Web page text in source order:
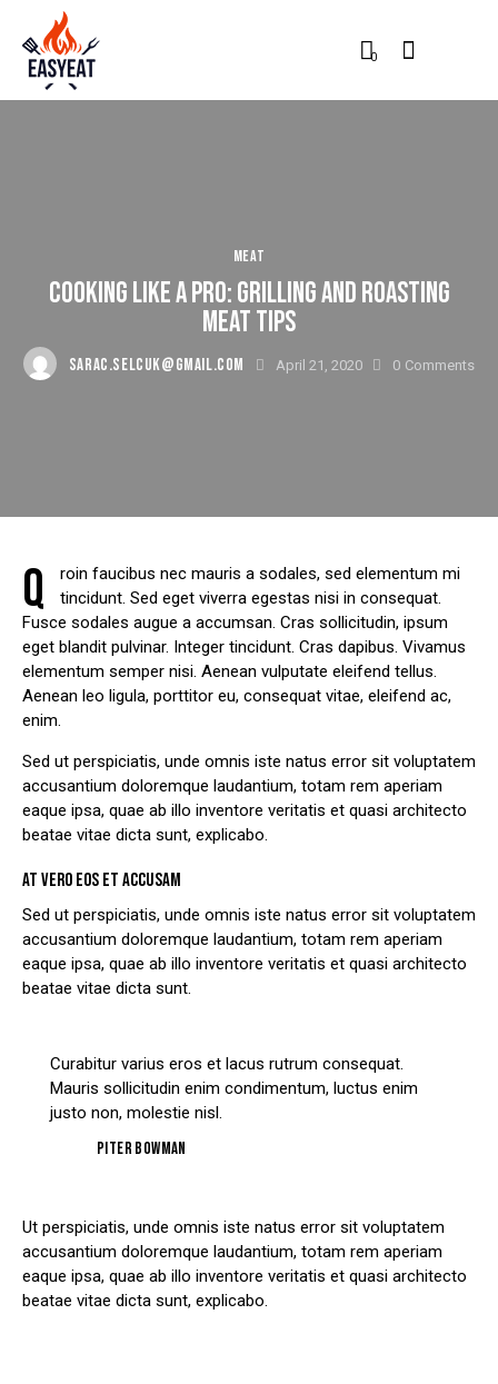
0
MEAT
COOKING LIKE A PRO: GRILLING AND ROASTING
MEAT TIPS
SARAC.SELCUK@GMAIL.COM April 21, 2020 0 Comments
Q
roin faucibus nec mauris a sodales, sed elementum mi
tincidunt. Sed eget viverra egestas nisi in consequat.
Fusce sodales augue a accumsan. Cras sollicitudin, ipsum
eget blandit pulvinar. Integer tincidunt. Cras dapibus. Vivamus
elementum semper nisi. Aenean vulputate eleifend tellus.
Aenean leo ligula, porttitor eu, consequat vitae, eleifend ac,
enim.
Sed ut perspiciatis, unde omnis iste natus error sit voluptatem
accusantium doloremque laudantium, totam rem aperiam
eaque ipsa, quae ab illo inventore veritatis et quasi architecto
beatae vitae dicta sunt, explicabo.
AT VERO EOS ET ACCUSAM
Sed ut perspiciatis, unde omnis iste natus error sit voluptatem
accusantium doloremque laudantium, totam rem aperiam
eaque ipsa, quae ab illo inventore veritatis et quasi architecto
beatae vitae dicta sunt.
Curabitur varius eros et lacus rutrum consequat.
Mauris sollicitudin enim condimentum, luctus enim
justo non, molestie nisl.
Piter Bowman
Ut perspiciatis, unde omnis iste natus error sit voluptatem
accusantium doloremque laudantium, totam rem aperiam
eaque ipsa, quae ab illo inventore veritatis et quasi architecto
beatae vitae dicta sunt, explicabo.